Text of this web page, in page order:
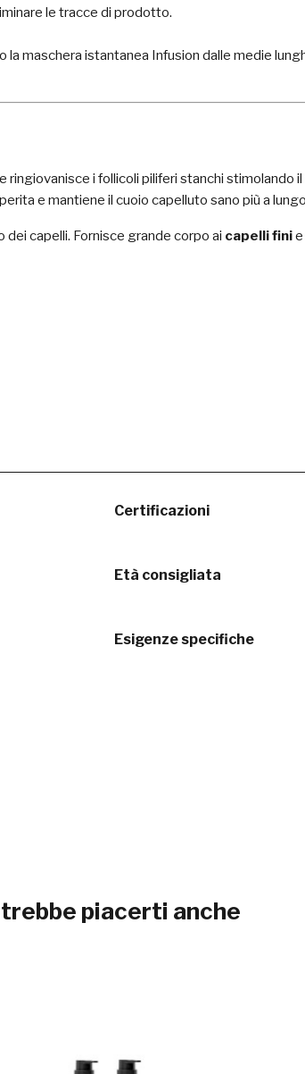
le tracce di prodotto.
la maschera istantanea Infusion dalle medie
i follicoli piliferi stanchi stimolando
e mantiene il cuoio capelluto sano più a
capelli. Fornisce grande corpo ai capelli finie
Certificazioni
Età consigliata
Esigenze specifiche
piacerti anche